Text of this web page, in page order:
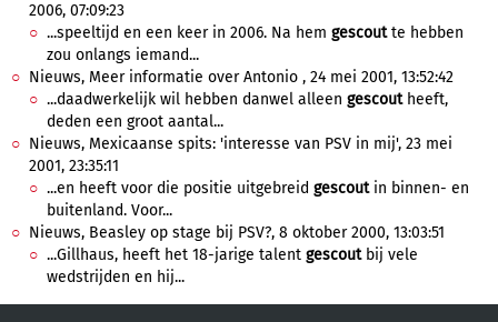
2006, 07:09:23
...speeltijd en een keer in 2006. Na hem gescoutte hebben
zou onlangs iemand...
Nieuws, Meer informatie over Antonio , 24 mei 2001, 13:52:42
...daadwerkelijk wil hebben danwel alleen gescoutheeft,
deden een groot aantal...
Nieuws, Mexicaanse spits: 'interesse van PSV in mij', 23 mei
2001, 23:35:11
...en heeft voor die positie uitgebreid gescoutin binnen- en
buitenland. Voor...
Nieuws, Beasley op stage bij PSV?, 8 oktober 2000, 13:03:51
...Gillhaus, heeft het 18-jarige talent gescoutbij vele
wedstrijden en hij...